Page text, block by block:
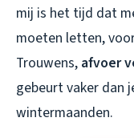
mij is het tijd dat
moeten letten,
Trouwens, afvoer
gebeurt vaker dan
wintermaanden.